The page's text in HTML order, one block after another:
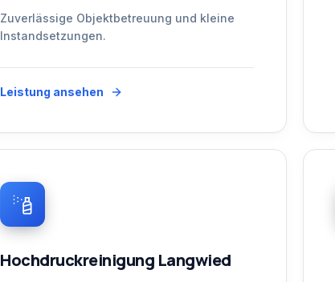
Zuverlässige Objektbetreuung und kleine
Instandsetzungen.
Leistung ansehen
Hochdruckreinigung Langwied